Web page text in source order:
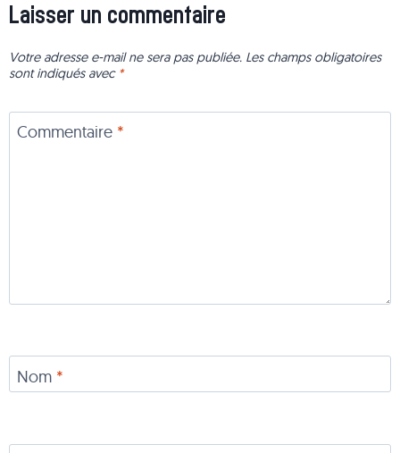
Laisser un commentaire
Votre adresse e-mail ne sera pas publiée. Les champs obligatoires
sont indiqués avec *
Commentaire *
Nom *